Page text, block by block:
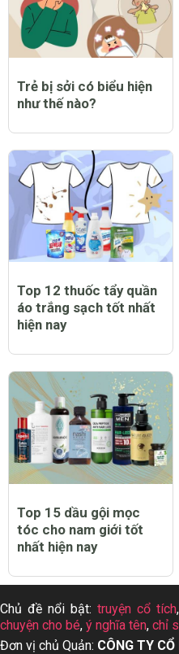
Trẻ bị sởi có biểu hiện
như thế nào?
Top 12 thuốc tẩy quần
áo trắng sạch tốt nhất
hiện nay
Top 15 dầu gội mọc
tóc cho nam giới tốt
nhất hiện nay
Chủ đề nổi bật:truyện cổ tích,
chuyện cho bé, ý nghĩa tên, chỉ
Đơn vị chủ Quản: CÔNG TY